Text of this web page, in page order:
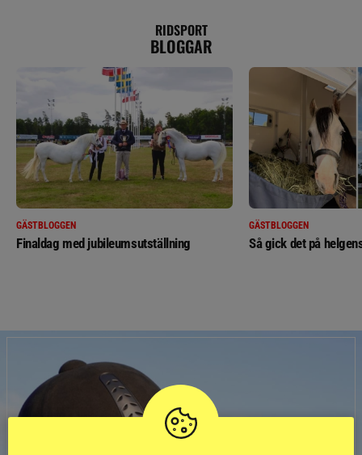
RIDSPORT
BLOGGAR
GÄSTBLOGGEN
Finaldag med jubileumsutställning
GÄSTBLOGGEN
Så gick det på